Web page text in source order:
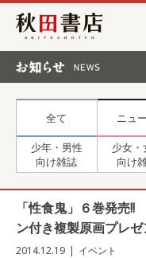
秋田書店
全て ニュ
少年・男性
向け雑誌
少女・
向け
「性食鬼」６巻発売
ン付き複製原画プレゼ
2014.12.19 イベント